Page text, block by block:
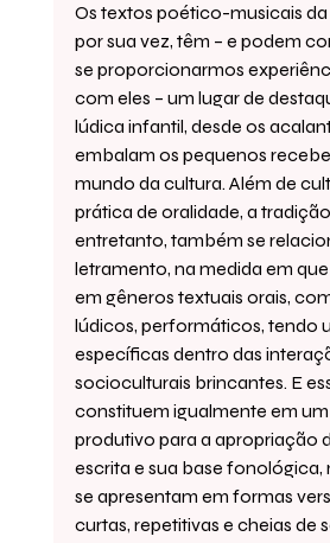
Os textos poético-musicais
por sua vez, têm – e podem
se proporcionarmos
com eles – um lugar de
lúdica infantil, desde os
embalam os pequenos
mundo da cultura. Além de
prática de oralidade, a
entretanto, também se
letramento, na medida em
em gêneros textuais orais,
lúdicos, performáticos, tendo
específicas dentro das
socioculturais brincantes. E
constituem igualmente em
produtivo para a apropriação
escrita e sua base fonológica,
se apresentam em formas
curtas, repetitivas e cheias de